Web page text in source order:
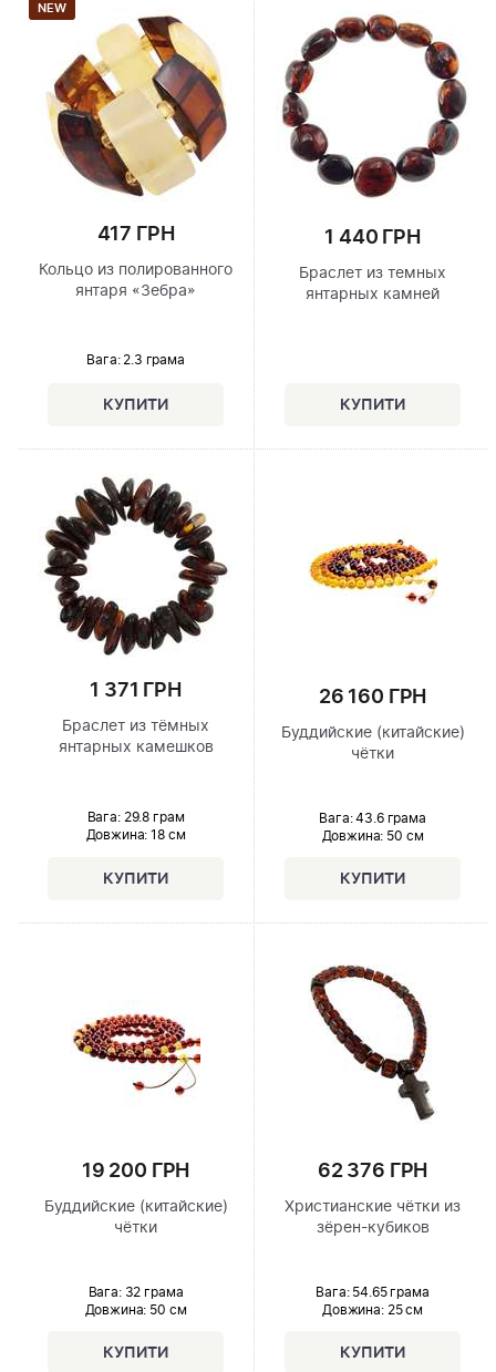
NEW
417 ГРН
Кольцо из полированного
янтаря «Зебра»
Вага: 2.3 грама
1 440 ГРН
Браслет из темных
янтарных камней
1 371 ГРН
Браслет из тёмных
янтарных камешков
Вага: 29.8 грам
Довжина: 18 см
26 160 ГРН
Буддийские (китайские)
чётки
Вага: 43.6 грама
Довжина: 50 см
19 200 ГРН
Буддийские (китайские)
чётки
Вага: 32 грама
Довжина: 50 см
62 376 ГРН
Христианские чётки из
зёрен-кубиков
Вага: 54.65 грама
Довжина:25 см